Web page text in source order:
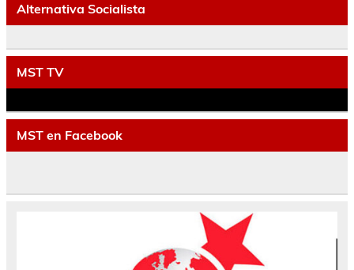
Alternativa Socialista
MST TV
MST en Facebook